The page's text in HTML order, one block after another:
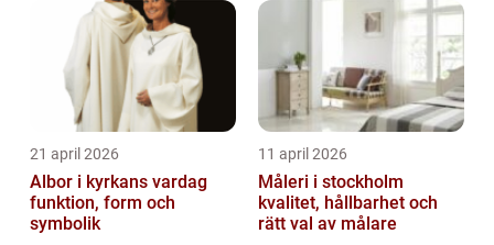
21 april 2026
Albor i kyrkans vardag
funktion, form och
symbolik
11 april 2026
Måleri i stockholm
kvalitet, hållbarhet och
rätt val av målare